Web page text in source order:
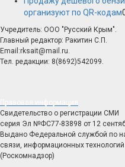
организуют по QR-кодам
Учредитель: ООО "Русский Крым".
Главный редактор: Ракитин С.П.
Email:rksait@mail.ru.
Тел. редакции: 8(8692)542099.
Свидетельство о регистрации СМИ
серия Эл №ФС77-83898 от 12
Выдано Федеральной службой по
связи, информационных
(Роскомнадзор)